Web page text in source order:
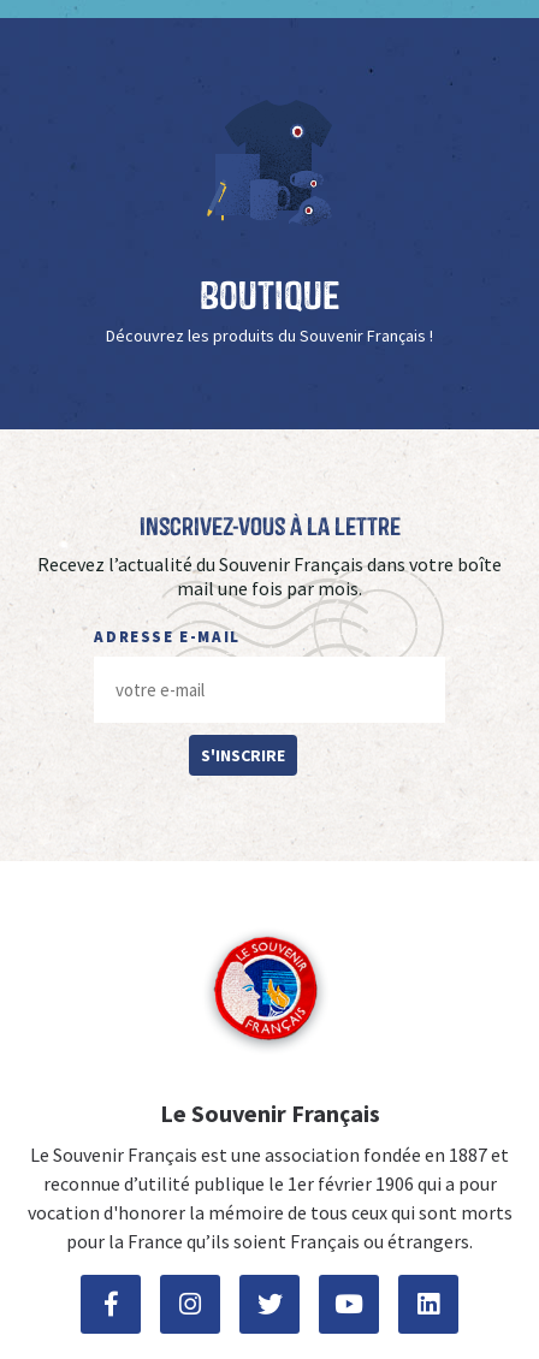
Boutique
Découvrez les produits du Souvenir Français !
Inscrivez-vous à La Lettre
Recevez l’actualité du Souvenir Français dans votre boîte
mail une fois par mois.
ADRESSE E-MAIL
S'INSCRIRE
Le Souvenir Français
Le Souvenir Français est une association fondée en 1887 et
reconnue d’utilité publique le 1er février 1906 qui a pour
vocation d'honorer la mémoire de tous ceux qui sont morts
pour la France qu’ils soient Français ou étrangers.